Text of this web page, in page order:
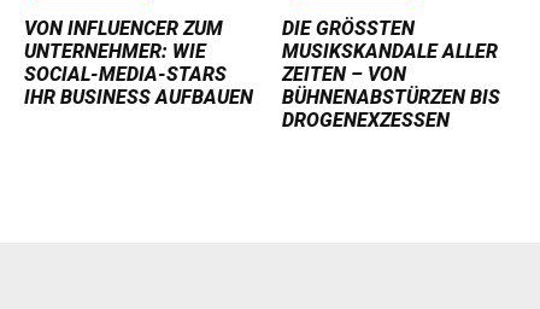
VON INFLUENCER ZUM
UNTERNEHMER: WIE
SOCIAL-MEDIA-STARS
IHR BUSINESS AUFBAUEN
DIE GRÖSSTEN M
USIKSKANDALE ALLER Z
EITEN – VON B
ÜHNENABSTÜRZEN BIS D
ROGENEXZESSEN